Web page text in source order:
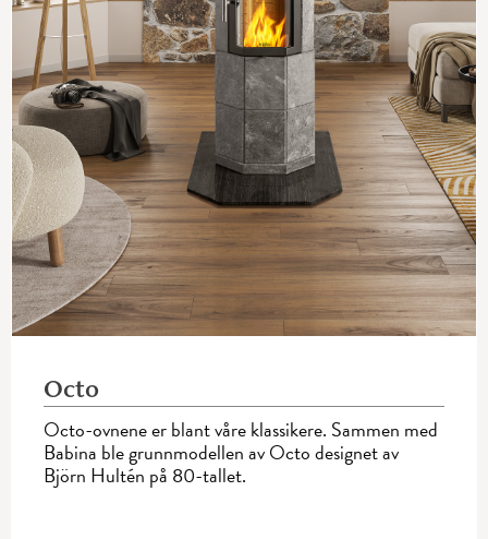
Octo
Octo-ovnene er blant våre klassikere. Sammen med
Babina ble grunnmodellen av Octo designet av
Björn Hultén på 80-tallet.